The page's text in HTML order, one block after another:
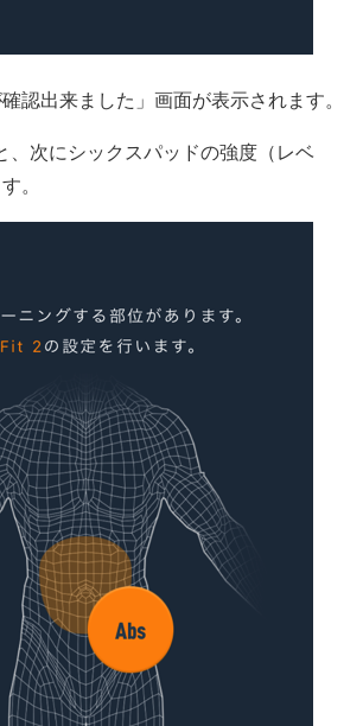
認出来ました」画面が表示されます。
、次にシックスパッドの強度（レベ
。